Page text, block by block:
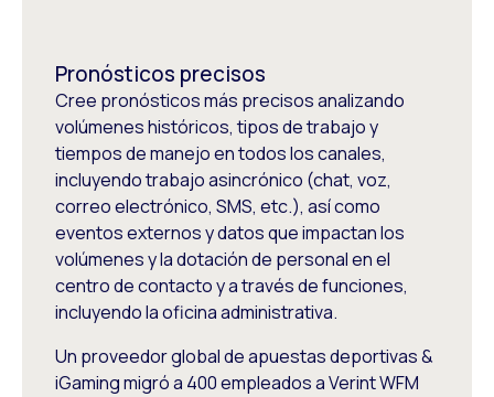
Pronósticos precisos
Cree pronósticos más precisos analizando
volúmenes históricos, tipos de trabajo y
tiempos de manejo en todos los canales,
incluyendo trabajo asincrónico (chat, voz,
correo electrónico, SMS, etc.), así como
eventos externos y datos que impactan los
volúmenes y la dotación de personal en el
centro de contacto y a través de funciones,
incluyendo la oficina administrativa.
Un proveedor global de apuestas deportivas &
iGaming migró a 400 empleados a Verint WFM